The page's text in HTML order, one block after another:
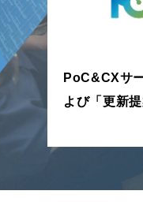
PoC&CXサ
よび「更新